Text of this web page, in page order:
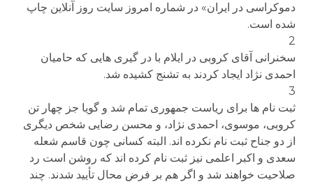
دموکراسی در ایران» در شماره امروز سایت روز آنلاین چاپ
شده است.
2
سخنرانی آقای کروبی در ایلام با در گیری هایی که حامیان
احمدی نژاد ایجاد کردند به تشنج کشیده شد.
3
ثبت نام ها برای ریاست جمهوری تمام شد و گویا جز چهار تن
کروبی، موسوی، احمدی نژاد، و محسن رضایی شخص دیگری
از دو جناح ثبت نام نکرده اند. البته کسانی چون قاسم شعله
سعدی و اکبر اعلمی نیز ثبت نام کرده اند که روشن است رد
صلاحیت خواهند شد و اگر هم بر فرض محال تأیید شدند. چند